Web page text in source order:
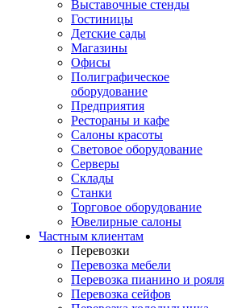
Выставочные стенды
Гостиницы
Детские сады
Магазины
Офисы
Полиграфическое
оборудование
Предприятия
Рестораны и кафе
Салоны красоты
Световое оборудование
Серверы
Склады
Станки
Торговое оборудование
Ювелирные салоны
Частным клиентам
Перевозки
Перевозка мебели
Перевозка пианино и рояля
Перевозка сейфов